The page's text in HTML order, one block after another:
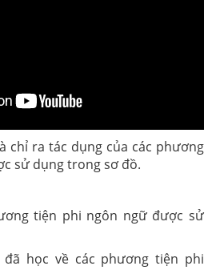
chỉ ra tác dụng của các phương
sử dụng trong sơ đồ.
tiện phi ngôn ngữ được sử
học về các phương tiện phi